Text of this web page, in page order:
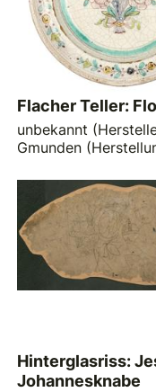
Flacher Teller:
unbekannt
Gmunden
Hinterglasriss:
Johannesknabe